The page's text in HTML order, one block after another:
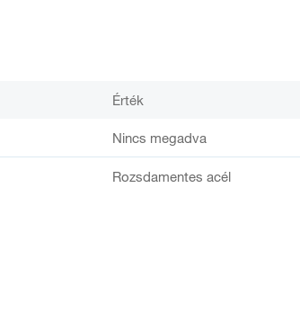
Érték
Nincs megadva
Rozsdamentes acél